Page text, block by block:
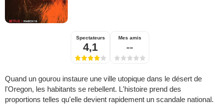
Spectateurs
4,1
Mes amis
--
Quand un gourou instaure une ville utopique dans le désert de
l'Oregon, les habitants se rebellent. L'histoire prend des
proportions telles qu'elle devient rapidement un scandale national.